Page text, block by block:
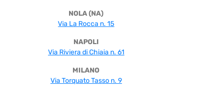
NOLA (NA)
Via La Rocca n. 15
NAPOLI
Via Riviera di Chiaia n. 61
MILANO
Via Torquato Tasso n. 9